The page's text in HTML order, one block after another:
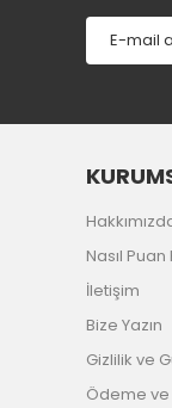
Nasıl Puan
İletişim
Bize Yazın
Gizlilik ve
Ödeme